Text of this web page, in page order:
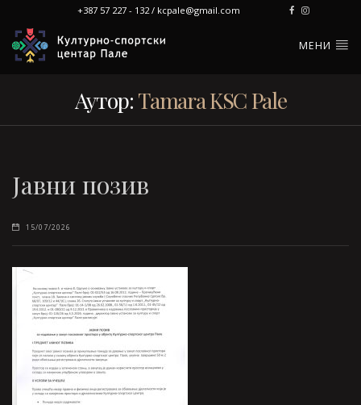
+387 57 227 - 132 / kcpale@gmail.com
МЕНИ
Аутор:Tamara KSC Pale
Jавни позив
15/07/2026